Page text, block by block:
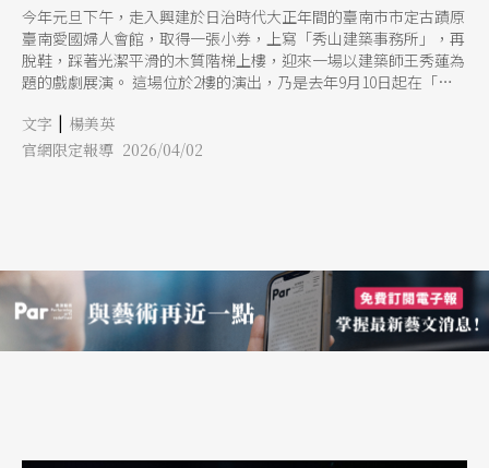
今年元旦下午，走入興建於日治時代大正年間的臺南市市定古蹟原
臺南愛國婦人會館，取得一張小券，上寫「秀山建築事務所」，再
脫鞋，踩著光潔平滑的木質階梯上樓，迎來一場以建築師王秀蓮為
題的戲劇展演。 這場位於2樓的演出，乃是去年9月10日起在「文
建築展：未有地圖的人生」相關衍生活動，展覽內容在介紹臺灣本
地第一位執業女性建築師王秀蓮（1929-2023）的建築與生平，至
特別是在建築設計理念中不斷見她所強調對於光線與空氣流動的注
重，當時即已感受到人文美感的爾雅溫度，甚或是某種讓人聯想劇
場空間意識的表演能量。依此設想，一場大約一小時的演出，運用
替代空間的舞台形式，令人期待將如何呈現王秀蓮的建築實踐之路
文字 | 楊美英
官網限定報導 2026/04/02